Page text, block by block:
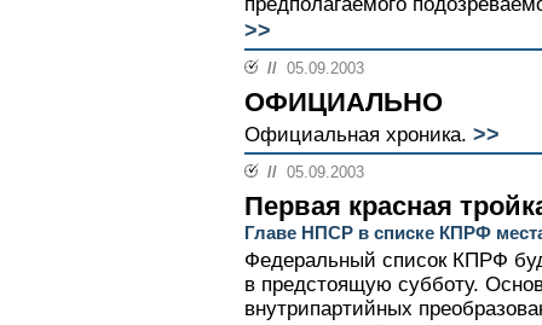
предполагаемого
>>
// 05.09.2003
ОФИЦИАЛЬНО
Официальная хроника. >>
// 05.09.2003
Первая красная
Главе НПСР в списке КПРФ
Федеральный список КПРФ
в предстоящую субботу.
внутрипартийных